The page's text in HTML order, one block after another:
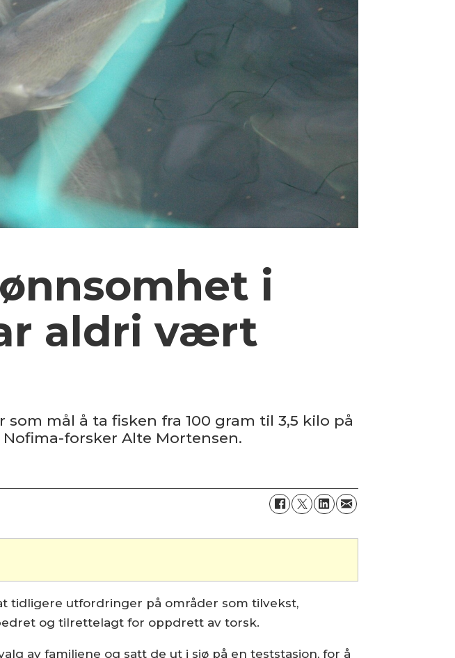
i
aldri vært
mål å ta fisken fra 100 gram til 3,5 kilo på
forsker Alte Mortensen.
tidligere utfordringer på områder som tilvekst,
og tilrettelagt for oppdrett av torsk.
av familiene og satt de ut i sjø på en teststasjon, for å